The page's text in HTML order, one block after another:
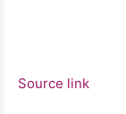
Source link